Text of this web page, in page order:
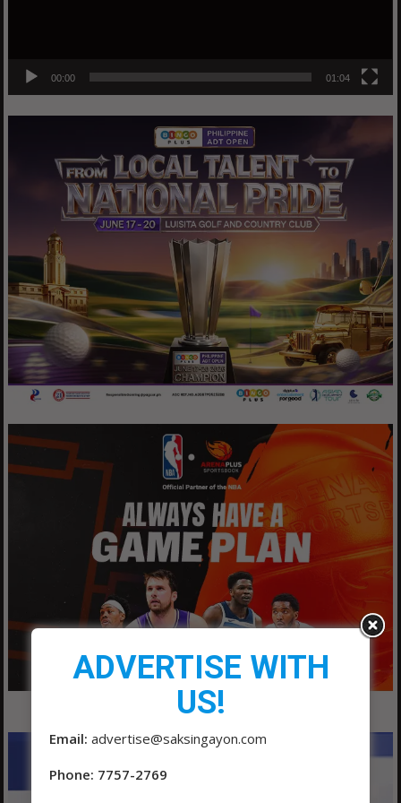
00:00 01:04
ADVERTISE WITH
US!
Email: advertise@saksingayon.com
Phone: 7757-2769